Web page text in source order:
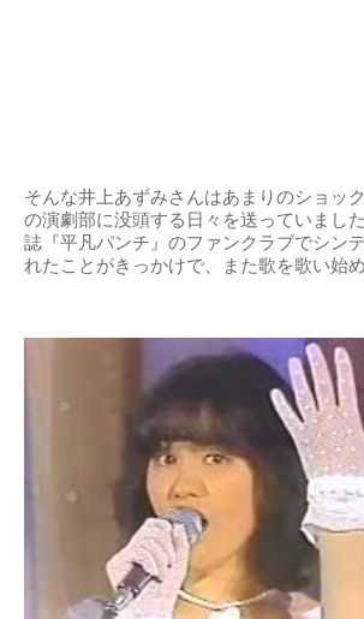
そんな井上あずみさんはあまりのショッ
の演劇部に没頭する日々を送っていまし
誌『平凡パンチ』のファンクラブでシン
れたことがきっかけで、また歌を歌い始め